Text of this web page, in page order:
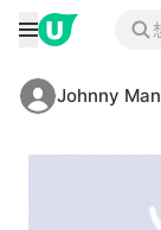
Johnny Man